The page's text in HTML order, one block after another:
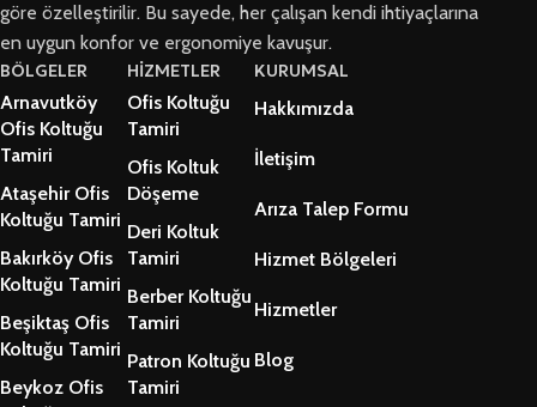
göre özelleştirilir. Bu sayede, her çalışan kendi ihtiyaçlarına
en uygun konfor ve ergonomiye kavuşur.
BÖLGELER
Arnavutköy
Ofis Koltuğu
Tamiri
Ataşehir Ofis
Koltuğu Tamiri
Bakırköy Ofis
Koltuğu Tamiri
Beşiktaş Ofis
Koltuğu Tamiri
Beykoz Ofis
HİZMETLER
Ofis Koltuğu
Tamiri
Ofis Koltuk
Döşeme
Deri Koltuk
Tamiri
Berber Koltuğu
Tamiri
Patron Koltuğu
Tamiri
KURUMSAL
Hakkımızda
İletişim
Arıza Talep Formu
Hizmet Bölgeleri
Hizmetler
Blog